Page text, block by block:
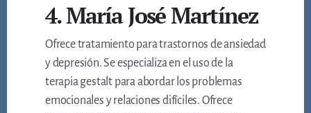
4. María José Martínez
Ofrece tratamiento para trastornos de ansiedad
y depresión. Se especializa en el uso de la
terapia gestalt para abordar los problemas
emocionales y relaciones difíciles. Ofrece